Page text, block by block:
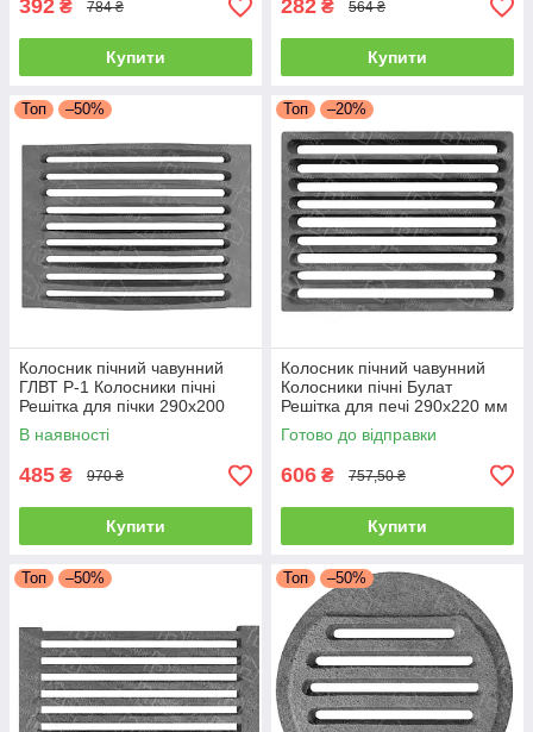
392 ₴ 784 ₴
Купити
282 ₴ 564 ₴
Купити
Топ –50%
Колосник пічний чавунний
ГЛВТ Р-1 Колосники пічні
Решітка для пічки 290х200
мм Колоникові решітки
В наявності
485 ₴ 970 ₴
Купити
Топ –20%
Колосник пічний чавунний
Колосники пічні Булат
Решітка для печі 290х220 мм
Колосникові решітки
Готово до відправки
606 ₴ 757,50 ₴
Купити
Топ –50% Топ –50%